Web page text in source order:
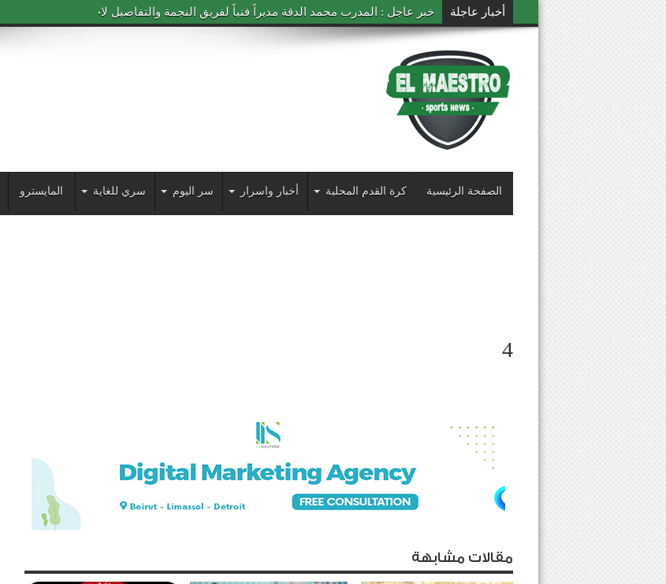
أخبار عاجلة خبر عاجل : المدرب محمد الدقة مديراً فنياً لفريق النجمة والتفاصيل لاحقاً
الصفحة الرئيسية كرة القدم المحلية أخبار واسرار سر اليوم سري للغاية المايسترو
4
مقالات مشابهة